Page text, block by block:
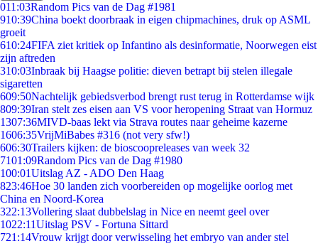
011:03Random Pics van de Dag #1981
910:39China boekt doorbraak in eigen chipmachines, druk op ASML
groeit
610:24FIFA ziet kritiek op Infantino als desinformatie, Noorwegen eist
zijn aftreden
310:03Inbraak bij Haagse politie: dieven betrapt bij stelen illegale
sigaretten
609:50Nachtelijk gebiedsverbod brengt rust terug in Rotterdamse wijk
809:39Iran stelt zes eisen aan VS voor heropening Straat van Hormuz
1307:36MIVD-baas lekt via Strava routes naar geheime kazerne
1606:35VrijMiBabes #316 (not very sfw!)
606:30Trailers kijken: de bioscoopreleases van week 32
7101:09Random Pics van de Dag #1980
100:01Uitslag AZ - ADO Den Haag
823:46Hoe 30 landen zich voorbereiden op mogelijke oorlog met
China en Noord-Korea
322:13Vollering slaat dubbelslag in Nice en neemt geel over
1022:11Uitslag PSV - Fortuna Sittard
721:14Vrouw krijgt door verwisseling het embryo van ander stel